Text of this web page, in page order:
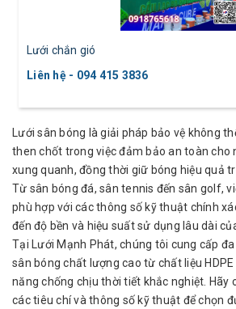
Lưới chắn gió
Liên hệ - 094 415 3836
Lưới sân bóng là giải pháp bảo vệ không
then chốt trong việc đảm bảo an toàn cho
xung quanh, đồng thời giữ bóng hiệu quả
Từ sân bóng đá, sân tennis đến sân golf,
phù hợp với các thông số kỹ thuật chính
đến độ bền và hiệu suất sử dụng lâu dài
Tại Lưới Mạnh Phát, chúng tôi cung cấp
sân bóng chất lượng cao từ chất liệu
năng chống chịu thời tiết khắc nghiệt. Hãy
các tiêu chí và thông số kỹ thuật để chọn